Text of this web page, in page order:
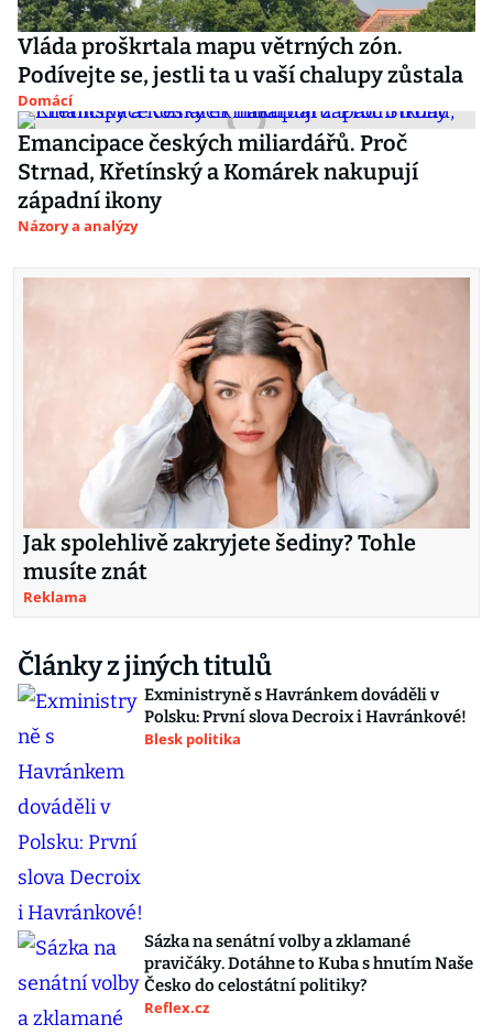
Vláda proškrtala mapu větrných zón.
Podívejte se, jestli ta u vaší chalupy zůstala
Domácí
Emancipace českých miliardářů. Proč
Strnad, Křetínský a Komárek nakupují
západní ikony
Názory a analýzy
Jak spolehlivě zakryjete šediny? Tohle
musíte znát
Reklama
Články z jiných titulů
Exministryně s Havránkem dováděli v
Polsku: První slova Decroix i Havránkové!
Blesk politika
Sázka na senátní volby a zklamané
pravičáky. Dotáhne to Kuba s hnutím Naše
Česko do celostátní politiky?
Reflex.cz